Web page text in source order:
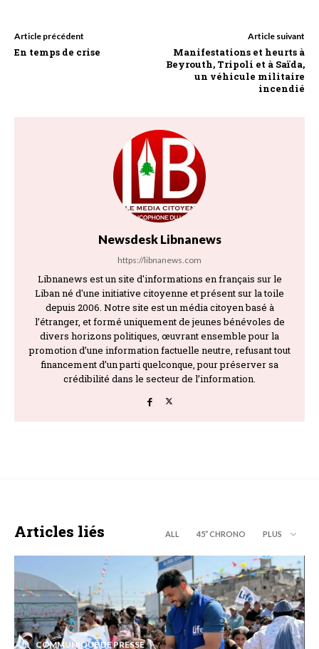
Article précédent
En temps de crise
Article suivant
Manifestations et heurts à
Beyrouth, Tripoli et à Saïda,
un véhicule militaire
incendié
Newsdesk Libnanews
https://libnanews.com
Libnanews est un site d'informations en français sur le
Liban né d'une initiative citoyenne et présent sur la toile
depuis 2006. Notre site est un média citoyen basé à
l’étranger, et formé uniquement de jeunes bénévoles de
divers horizons politiques, œuvrant ensemble pour la
promotion d’une information factuelle neutre, refusant tout
financement d’un parti quelconque, pour préserver sa
crédibilité dans le secteur de l’information.
Articles liés ALL 45’’ CHRONO PLUS
COMMUNIQUÉ DE PRESSE